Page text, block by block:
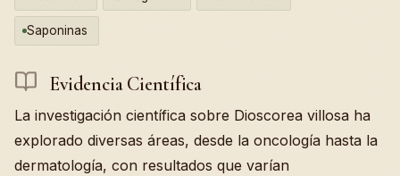
Saponinas
Evidencia Científica
La investigación científica sobre Dioscorea villosa ha
explorado diversas áreas, desde la oncología hasta la
dermatología, con resultados que varían